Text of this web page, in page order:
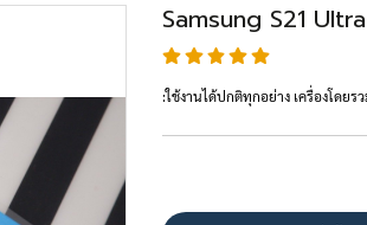
Samsung S21
:ใช้งานได้ปกติทุกอย่าง เครื่องโดย